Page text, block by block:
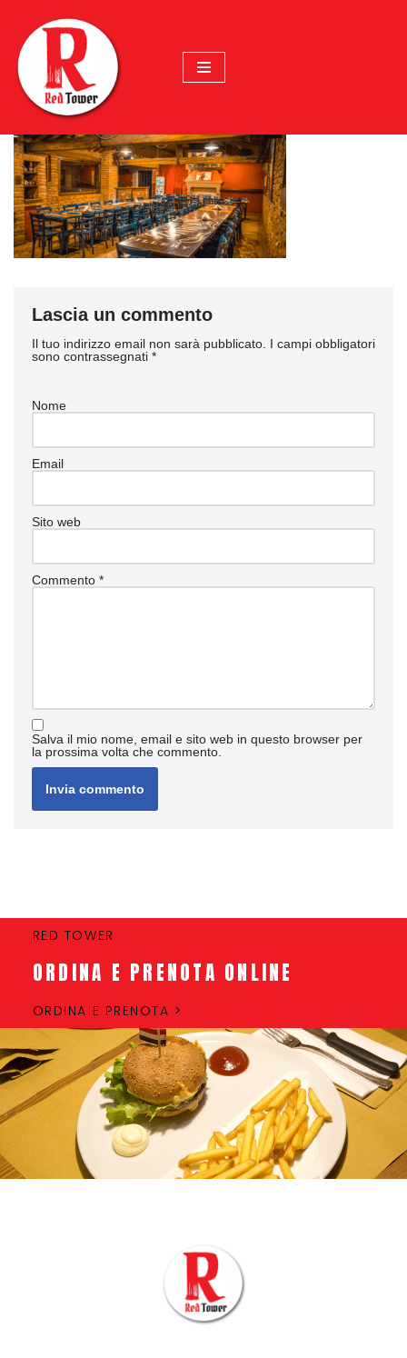
Vai
al
contenuto
Lascia un commento
Il tuo indirizzo email non sarà pubblicato. I campi obbligatori
sono contrassegnati *
Nome
Email
Sito web
Commento *
Salva il mio nome, email e sito web in questo browser per
la prossima volta che commento.
RED TOWER
ORDINA E PRENOTA ONLINE
ORDINA E PRENOTA >